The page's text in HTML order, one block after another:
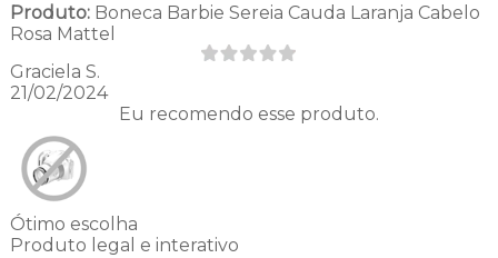
Produto:Boneca Barbie Sereia Cauda Laranja Cabelo
Rosa Mattel
Graciela S.
21/02/2024
Eu recomendo esse produto.
Ótimo escolha
Produto legal e interativo